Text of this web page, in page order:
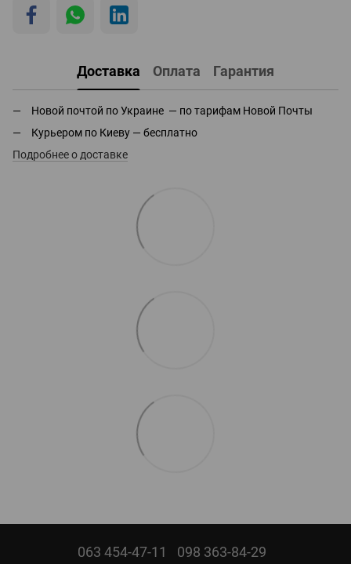
Доставка Оплата Гарантия
Новой почтой по Украине — по тарифам Новой Почты
Курьером по Киеву — бесплатно
Подробнее о доставке
063 454-47-11 098 363-84-29